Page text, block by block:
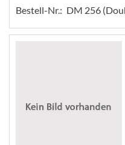
Bestell-Nr.: DM 256